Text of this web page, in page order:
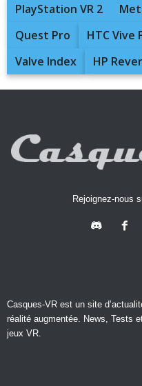
PlayStation VR 2
Quest Pro
HTC Vive
Valve Index
HP
Rejoignez-nous
Casques-VR est un site
réalité augmentée. News, Tests
jeux VR.